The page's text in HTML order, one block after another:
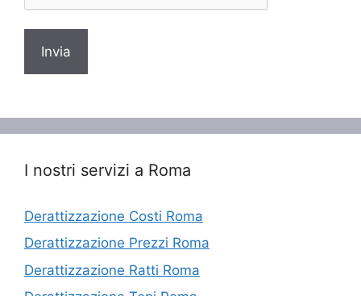
I nostri servizi a Roma
Derattizzazione Costi Roma
Derattizzazione Prezzi Roma
Derattizzazione Ratti Roma